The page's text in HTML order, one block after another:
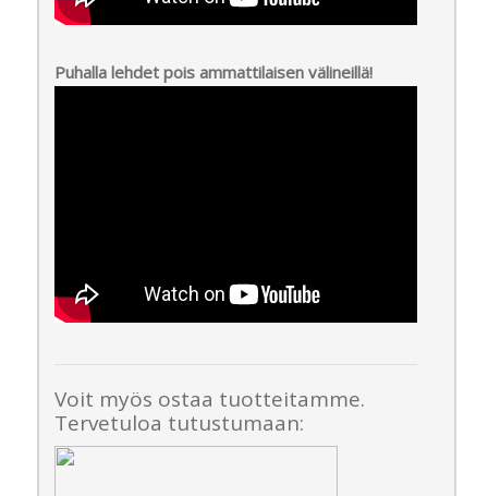
Puhalla lehdet pois ammattilaisen välineillä!
Voit myös ostaa tuotteitamme.
Tervetuloa tutustumaan: